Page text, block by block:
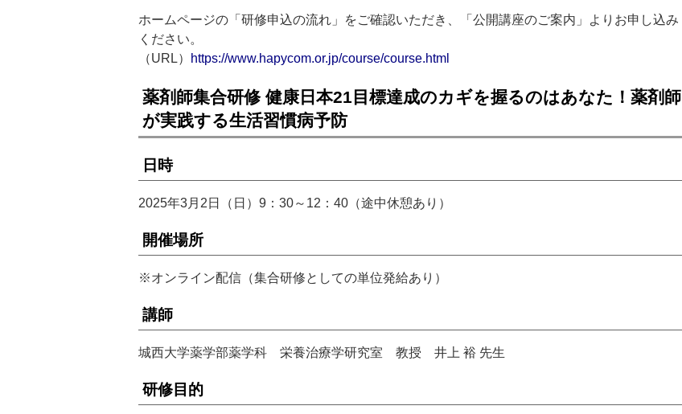
ホームページの「研修申込の流れ」をご確認いただき、「公開講座のご案内」よりお申し込み
ください。
（URL）
https://www.hapycom.or.jp/course/course.html
薬剤師集合研修 健康日本21目標達成のカギを握るのはあなた！薬剤師
が実践する生活習慣病予防
日時
2025年3月2日（日）9：30～12：40（途中休憩あり）
開催場所
※オンライン配信（集合研修としての単位発給あり）
講師
城西大学薬学部薬学科 栄養治療学研究室 教授 井上 裕 先生
研修目的